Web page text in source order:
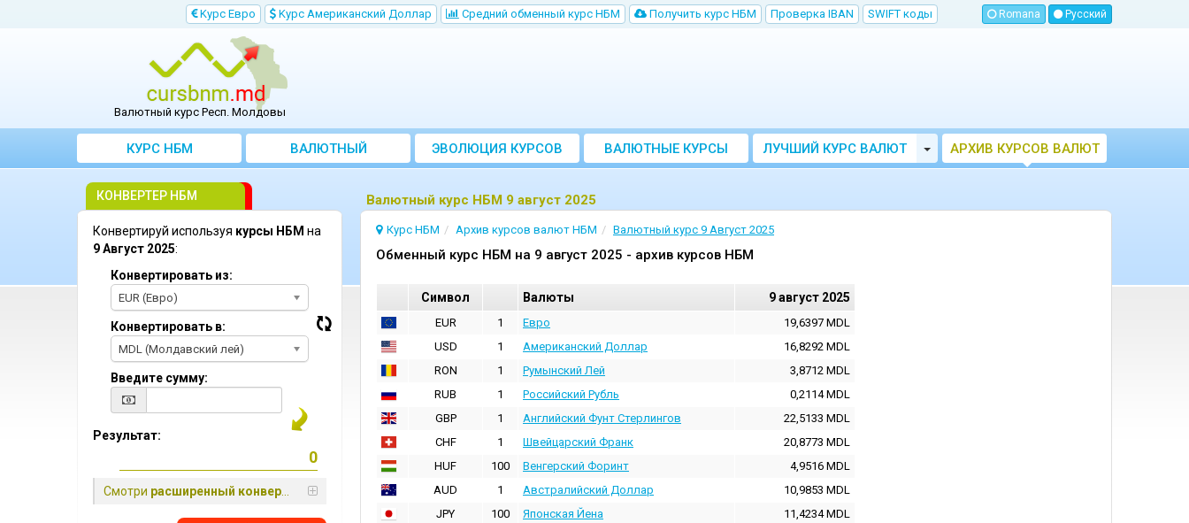
Kурс Евро Kурс Aмериканский Доллар Cредний обменный курс НБM Получить курс НБМ Проверка IBAN SWIFT коды Romana Русский
Валютный курс Респ. Молдовы
КУРС НБМ
BАЛЮТНЫЙ
KОНВЕРТЕР
ЭВОЛЮЦИЯ КУРСОВ
ВАЛЮТНЫЕ КУРСЫ
БАНКОВ
ЛУЧШИЙ КУРС ВАЛЮТ
МОЛДОВЫ
Toggle Dropdown
АРХИВ КУРСОВ ВАЛЮТ
НБМ
Bалютный курс НБМ 9 август 2025
Курс НБМ Архив курсов валют НБМ Валютный курс 9 Август 2025
Oбменный курс НБМ на 9 август 2025 - архив курсов НБМ
Cимвол Валюты 9 август 2025
EUR 1 Евро 19,6397 MDL
USD
1 Aмериканский Доллар 16,8292 MDL
RON
1 Румынский Лей 3,8712 MDL
RUB
1 Российский Рубль 0,2114MDL
GBP
1 Английский Фунт Стерлингов 22,5133 MDL
CHF
1 Швейцарский Франк 20,8773 MDL
HUF
100 Венгерский Форинт 4,9516 MDL
AUD
1 Австралийский Доллар 10,9853 MDL
JPY
100 Японская Йена 11,4234MDL
КОНВЕРТЕР НБМ
Конвертируй используя курсы НБМ на
9 Август 2025:
Конвертировать из:
EUR (Евро)
Конвертировать в:
MDL (Молдавский лей)
Введите сумму:
Результат:
Смотри расширенный конвертер